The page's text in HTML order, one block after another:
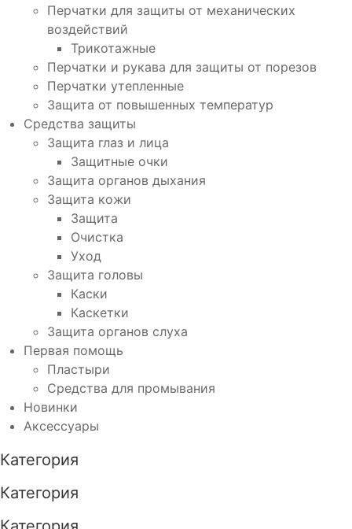
Перчатки для защиты от механических
воздействий
Трикотажные
Перчатки и рукава для защиты от порезов
Перчатки утепленные
Защита от повышенных температур
Средства защиты
Защита глаз и лица
Защитные очки
Защита органов дыхания
Защита кожи
Защита
Очистка
Уход
Защита головы
Каски
Каскетки
Защита органов слуха
Первая помощь
Пластыри
Средства для промывания
Новинки
Аксессуары
Категория
Категория